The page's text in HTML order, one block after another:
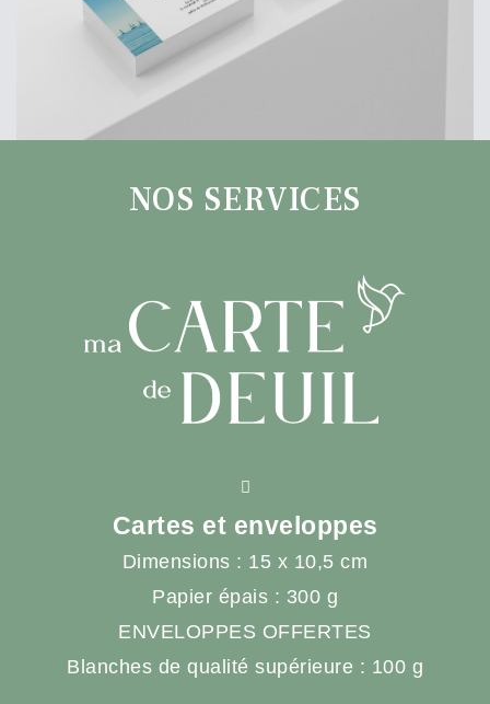
NOS SERVICES
Cartes et enveloppes
Dimensions : 15 x 10,5 cm
Papier épais : 300 g
ENVELOPPES OFFERTES
Blanches de qualité supérieure : 100 g